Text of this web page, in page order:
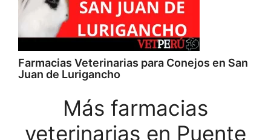
Farmacias Veterinarias para Conejos en San
Juan de Lurigancho
Más farmacias
veterinarias en Puente